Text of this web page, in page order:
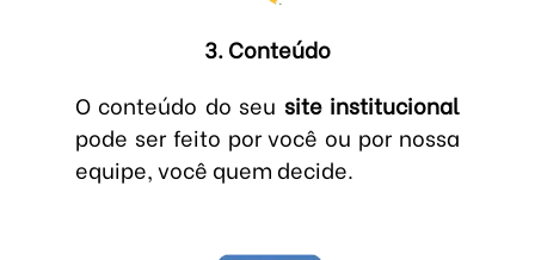
3. Conteúdo
O conteúdo do seu site institucional
pode ser feito por você ou por nossa
equipe, você quem decide.